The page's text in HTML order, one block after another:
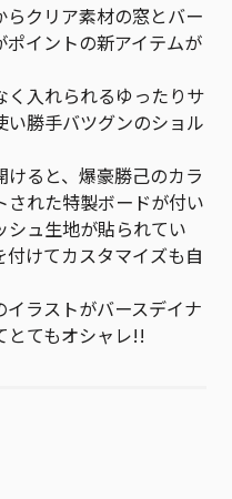
らクリア素材の窓とバー
イントの新アイテムが
く入れられるゆったりサ
勝手バツグンのショル
ると、爆豪勝己のカラ
された特製ボードが付い
シュ生地が貼られてい
けてカスタマイズも自
ラストがバースデイナ
とてもオシャレ!!